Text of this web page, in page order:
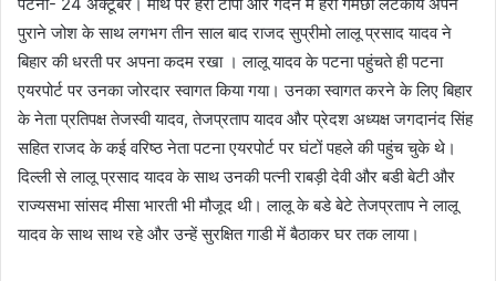
पुराने जोश के साथ लगभग तीन साल बाद राजद सुप्रीमो लालू प्रसाद यादव ने
बिहार की धरती पर अपना कदम रखा । लालू यादव के पटना पहुंचते ही पटना
एयरपोर्ट पर उनका जोरदार स्वागत किया गया। उनका स्वागत करने के लिए बिहार
के नेता प्रतिपक्ष तेजस्वी यादव, तेजप्रताप यादव और प्रेदश अध्यक्ष जगदानंद सिंह
सहित राजद के कई वरिष्ठ नेता पटना एयरपोर्ट पर घंटों पहले की पहुंच चुके थे।
दिल्ली से लालू प्रसाद यादव के साथ उनकी पत्नी राबड़ी देवी और बडी बेटी और
राज्यसभा सांसद मीसा भारती भी मौजूद थी। लालू के बडे बेटे तेजप्रताप ने लालू
यादव के साथ साथ रहे और उन्हें सुरक्षित गाडी में बैठाकर घर तक लाया।